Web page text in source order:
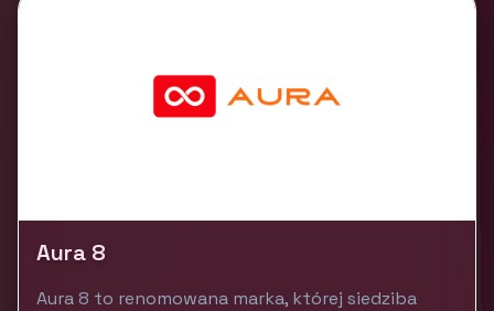
Aura 8
Aura 8 to renomowana marka, której siedziba